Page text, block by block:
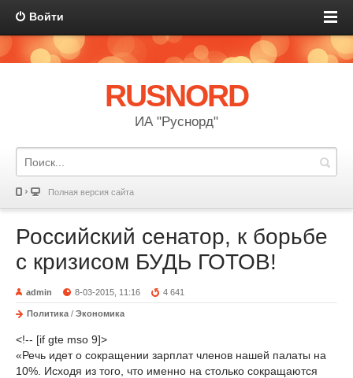
Войти
RUSNORD
ИА "Руснорд"
Полная версия сайта
Российский сенатор, к борьбе
с кризисом БУДЬ ГОТОВ!
admin 8-03-2015, 11:16 4 641
Политика / Экономика
<!-- [if gte mso 9]>
«Речь идет о сокращении зарплат членов нашей палаты на
10%. Исходя из того, что именно на столько сокращаются